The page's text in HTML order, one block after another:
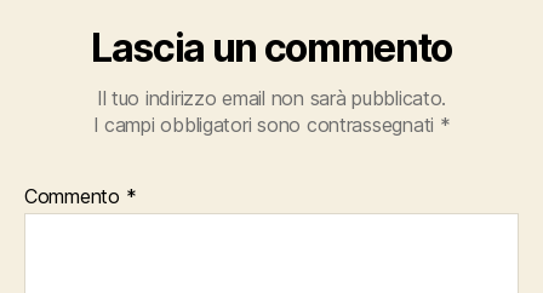
Lascia un commento
Il tuo indirizzo email non sarà pubblicato.
I campi obbligatori sono contrassegnati *
Commento *